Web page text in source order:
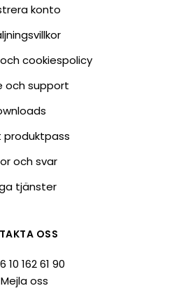
konto
cookiespolicy
och support
produktpass
och svar
tjänster
OSS
162 61 90
Mejla oss